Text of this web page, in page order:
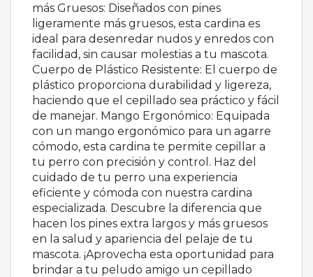
más Gruesos: Diseñados con pines
ligeramente más gruesos, esta cardina es
ideal para desenredar nudos y enredos con
facilidad, sin causar molestias a tu mascota.
Cuerpo de Plástico Resistente: El cuerpo de
plástico proporciona durabilidad y ligereza,
haciendo que el cepillado sea práctico y fácil
de manejar. Mango Ergonómico: Equipada
con un mango ergonómico para un agarre
cómodo, esta cardina te permite cepillar a
tu perro con precisión y control. Haz del
cuidado de tu perro una experiencia
eficiente y cómoda con nuestra cardina
especializada. Descubre la diferencia que
hacen los pines extra largos y más gruesos
en la salud y apariencia del pelaje de tu
mascota. ¡Aprovecha esta oportunidad para
brindar a tu peludo amigo un cepillado